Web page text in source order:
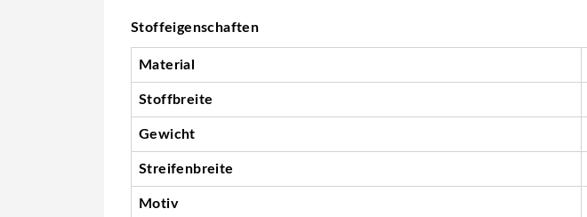
Stoffeigenschaften
Material
Stoffbreite
Gewicht
Streifenbreite
Motiv